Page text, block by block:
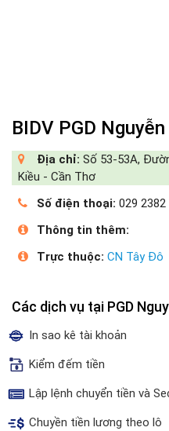
BIDV PGD
Địa chỉ: Số 53-53A,
Kiều - Cần Thơ
Số điện thoại: 029 2382
Thông tin thêm:
Trực thuộc: CN Tây Đô
Các dịch vụ tại PGD
In sao kê tài khoản
Kiểm đếm tiền
Lập lệnh chuyển tiền và
Chuyền tiền lương theo lô